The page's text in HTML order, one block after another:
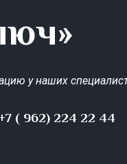
у наших
( 962) 224 22 44